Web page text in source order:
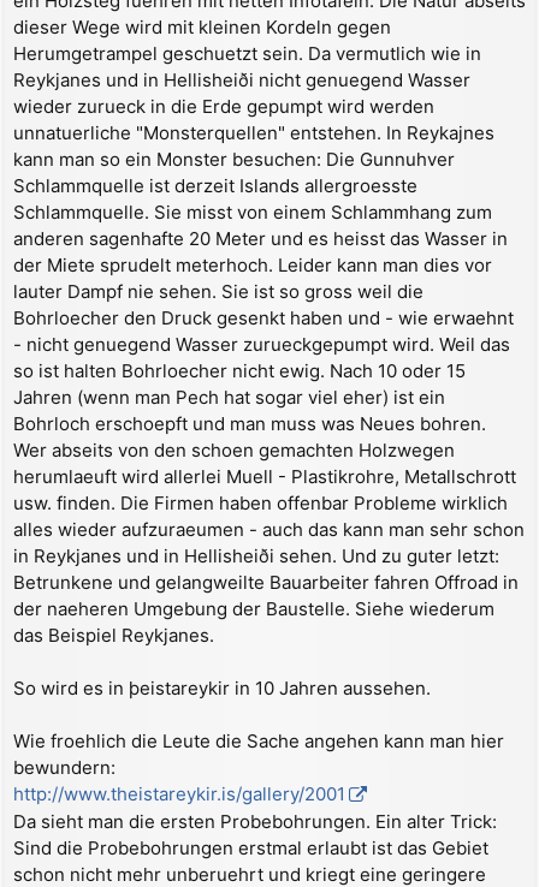
dieser Wege wird mit kleinen Kordeln gegen
Herumgetrampel geschuetzt sein. Da vermutlich wie in
Reykjanes und in Hellisheiði nicht genuegend Wasser
wieder zurueck in die Erde gepumpt wird werden
unnatuerliche "Monsterquellen" entstehen. In Reykajnes
kann man so ein Monster besuchen: Die Gunnuhver
Schlammquelle ist derzeit Islands allergroesste
Schlammquelle. Sie misst von einem Schlammhang zum
anderen sagenhafte 20 Meter und es heisst das Wasser in
der Miete sprudelt meterhoch. Leider kann man dies vor
lauter Dampf nie sehen. Sie ist so gross weil die
Bohrloecher den Druck gesenkt haben und - wie erwaehnt
- nicht genuegend Wasser zurueckgepumpt wird. Weil das
so ist halten Bohrloecher nicht ewig. Nach 10 oder 15
Jahren (wenn man Pech hat sogar viel eher) ist ein
Bohrloch erschoepft und man muss was Neues bohren.
Wer abseits von den schoen gemachten Holzwegen
herumlaeuft wird allerlei Muell - Plastikrohre, Metallschrott
usw. finden. Die Firmen haben offenbar Probleme wirklich
alles wieder aufzuraeumen - auch das kann man sehr schon
in Reykjanes und in Hellisheiði sehen. Und zu guter letzt:
Betrunkene und gelangweilte Bauarbeiter fahren Offroad in
der naeheren Umgebung der Baustelle. Siehe wiederum
das Beispiel Reykjanes.
So wird es in þeistareykir in 10 Jahren aussehen.
Wie froehlich die Leute die Sache angehen kann man hier
bewundern:
http://www.theistareykir.is/gallery/2001
Da sieht man die ersten Probebohrungen. Ein alter Trick:
Sind die Probebohrungen erstmal erlaubt ist das Gebiet
schon nicht mehr unberuehrt und kriegt eine geringere